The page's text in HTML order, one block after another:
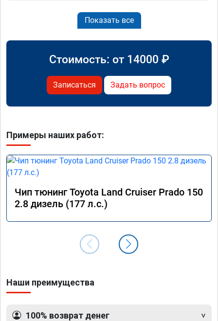
Показать все
Стоимость: от 14000 ₽
Записаться Задать вопрос
Примеры наших работ:
Чип тюнинг Toyota Land Cruiser Prado 150
2.8 дизель (177 л.с.)
Наши преимущества
100% возврат денег